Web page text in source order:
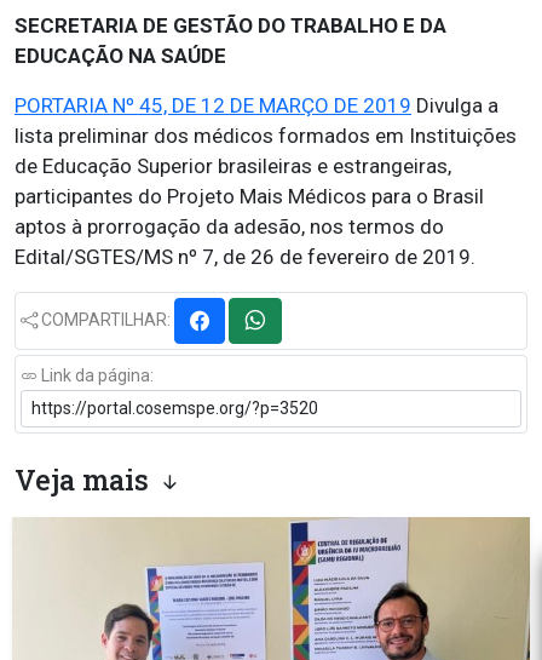
SECRETARIA DE GESTÃO DO TRABALHO E DA
EDUCAÇÃO NA SAÚDE
PORTARIA Nº 45, DE 12 DE MARÇO DE 2019 Divulga a
lista preliminar dos médicos formados em Instituições
de Educação Superior brasileiras e estrangeiras,
participantes do Projeto Mais Médicos para o Brasil
aptos à prorrogação da adesão, nos termos do
Edital/SGTES/MS nº 7, de 26 de fevereiro de 2019.
COMPARTILHAR:
Link da página:
Veja mais